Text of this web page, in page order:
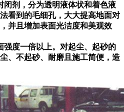
闭剂，分为透明液体状和着色液
看到的毛细孔，大大提高地面对
并且增加表面光洁度和美观效
强度一倍以上。对起尘、起砂的
、不起砂、耐磨且施工简便，造